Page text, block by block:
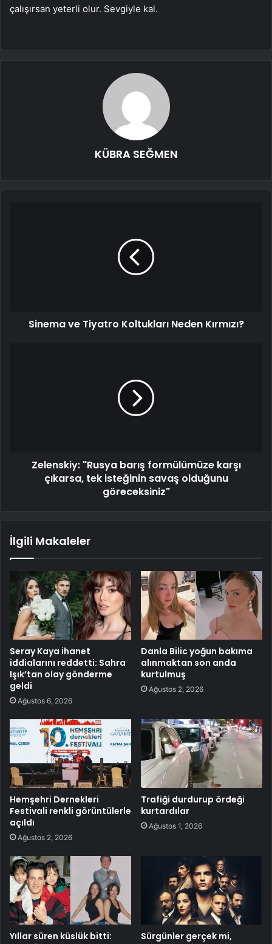
çalışırsan yeterli olur. Sevgiyle kal.
KÜBRA SEĞMEN
Sinema ve Tiyatro Koltukları Neden Kırmızı?
Zelenskiy: "Rusya barış formülümüze karşı
çıkarsa, tek isteğinin savaş olduğunu
göreceksiniz"
İlgili Makaleler
Seray Kaya ihanet
iddialarını reddetti: Sahra
Işık’tan olay gönderme
geldi
Ağustos 6, 2026
Danla Bilic yoğun bakıma
alınmaktan son anda
kurtulmuş
Ağustos 2, 2026
Hemşehri Dernekleri
Festivali renkli görüntülerle
açıldı
Ağustos 2, 2026
Trafiği durdurup ördeği
kurtardılar
Ağustos 1, 2026
Yıllar süren küslük bitti:
Sürgünler gerçek mi,